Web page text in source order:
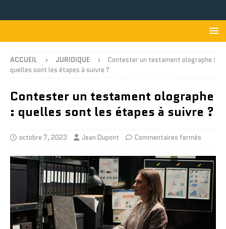
ACCUEIL JURIDIQUE
Contester un testament olographe :
quelles sont les étapes à suivre ?
Contester un testament olographe
: quelles sont les étapes à suivre ?
octobre 7, 2023 Jean Dupont Commentaires fermés